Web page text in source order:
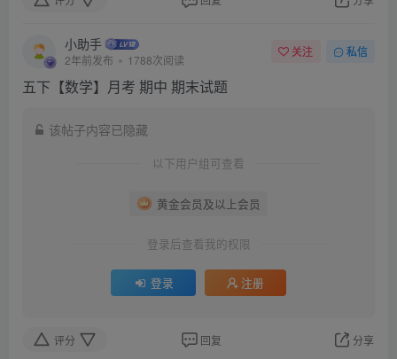
小助手
2年前发布 1788次阅读
关注 私信
五下【数学】月考 期中 期末试题
该帖子内容已隐藏
以下用户组可查看
黄金会员及以上会员
登录后查看我的权限
登录 注册
评分 回复 分享